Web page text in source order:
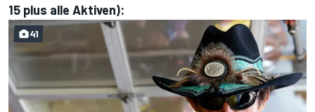
15 plus alle Aktiven):
41